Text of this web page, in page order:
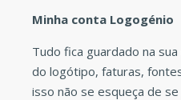
Minha conta Logogénio
Tudo fica guardado na
do logótipo, faturas,
isso não se esqueça de